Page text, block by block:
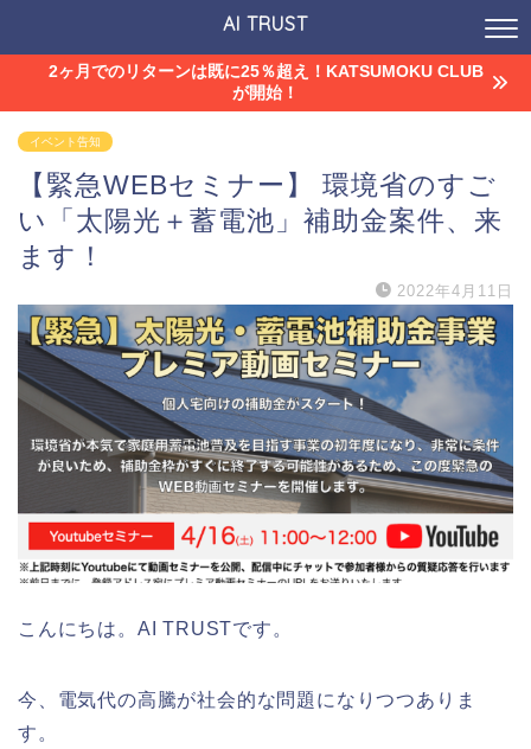
AI TRUST
2ヶ月でのリターンは既に25％超え！KATSUMOKU CLUB
が開始！
イベント告知
【緊急WEBセミナー】 環境省のすご
い「太陽光＋蓄電池」補助金案件、来
ます！
2022年4月11日
こんにちは。AI TRUSTです。
今、電気代の高騰が社会的な問題になりつつありま
す。